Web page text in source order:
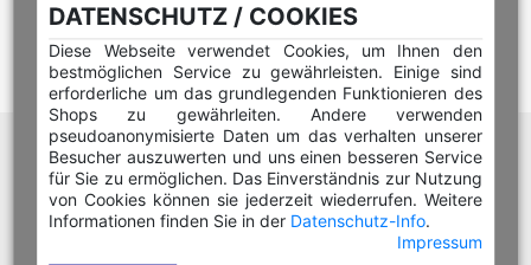
DATENSCHUTZ / COOKIES
Diese Webseite verwendet Cookies, um Ihnen den
bestmöglichen Service zu gewährleisten. Einige sind
erforderliche um das grundlegenden Funktionieren des
Shops zu gewährleiten. Andere verwenden
pseudoanonymisierte Daten um das verhalten unserer
Besucher auszuwerten und uns einen besseren Service
für Sie zu ermöglichen. Das Einverständnis zur Nutzung
von Cookies können sie jederzeit wiederrufen. Weitere
Informationen finden Sie in der Datenschutz-Info.
Impressum
Hilfe Editor
Hilfe Multicolorstempel
Hilfe Rundstempel